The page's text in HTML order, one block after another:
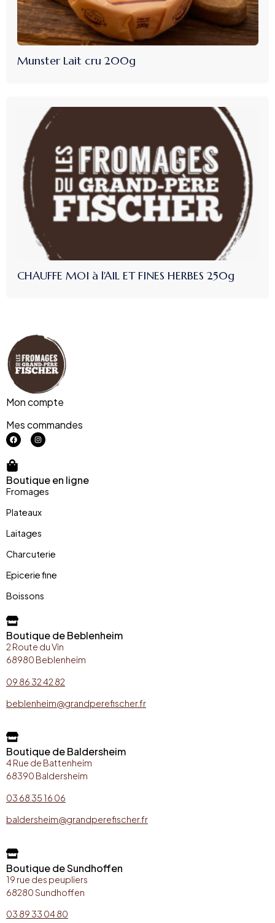
Munster Lait cru 200g
CHAUFFE MOI à l'AIL ET FINES HERBES 250g
Mon compte
Mes commandes
Boutique en ligne
Fromages
Plateaux
Laitages
Charcuterie
Epicerie fine
Boissons
Boutique de Beblenheim
2 Route du Vin
68980 Beblenheim
09 86 32 42 82
beblenheim@grandperefischer.fr
Boutique de Baldersheim
4 Rue de Battenheim
68390 Baldersheim
03 68 35 16 06
baldersheim@grandperefischer.fr
Boutique de Sundhoffen
19 rue des peupliers
68280 Sundhoffen
03 89 33 04 80